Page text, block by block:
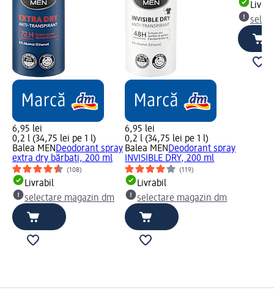
6,95 lei
0,2 l (34,75 lei pe 1 l)
Balea MENDeodorant spray
extra dry bărbați, 200 ml
(108)
Livrabil
selectare magazin dm
6,95 lei
0,2 l (34,75 lei pe 1 l)
Balea MENDeodorant spray
INVISIBLE DRY, 200 ml
(119)
Livrabil
selectare magazin dm